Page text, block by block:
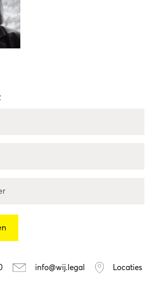
info@wij.legal Locaties